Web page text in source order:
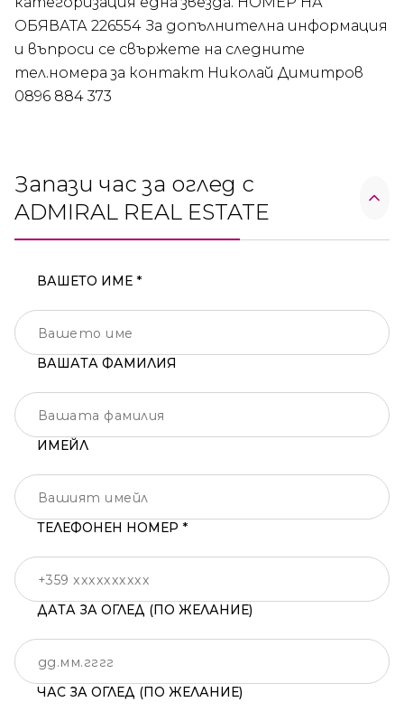
ОБЯВАТА 226554 За допълнителна информация
и въпроси се свържете на следните
тел.номера за контакт Николай Димитров
0896 884 373
Запази час за оглед с
ADMIRAL REAL ESTATE
ВАШЕТО ИМЕ *
ВАШАТА ФАМИЛИЯ
ИМЕЙЛ
ТЕЛЕФОНЕН НОМЕР *
ДАТА ЗА ОГЛЕД (ПО ЖЕЛАНИЕ)
ЧАС ЗА ОГЛЕД (ПО ЖЕЛАНИЕ)